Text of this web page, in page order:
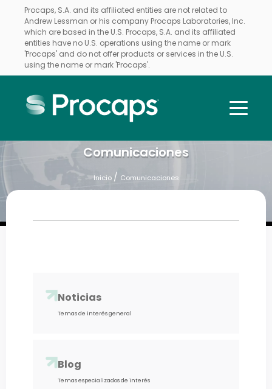
Procaps, S.A. and its affiliated entities are not related to
Andrew Lessman or his company Procaps Laboratories, Inc.
which are based in the U.S. Procaps, S.A. and its affiliated
entities have no U.S. operations using the name or mark
'Procaps' and do not offer products or services in the U.S.
using the name or mark 'Procaps'.
Comunicaciones
Inicio / Comunicaciones
Noticias
Temas de interés general
Blog
Temas especializados de interés